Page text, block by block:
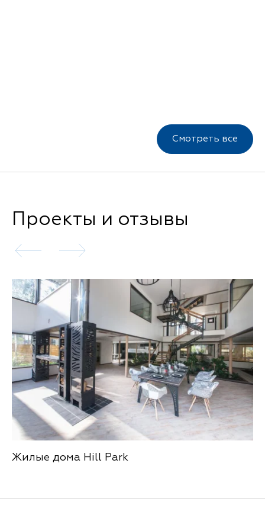
Смотреть все
Проекты и отзывы
Жилые дома Hill Park